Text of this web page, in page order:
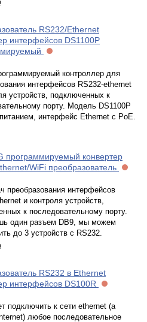
RS232/Ethernet
интерфейсов DS1100P
контроллер для
интерфейсов RS232-ethernet
устройств, подключенных к
порту. Модель DS1100P
интерфейс Ethernet c PoE.
программируемый конвертер
WiFi преобразователь
преобразования интерфейсов
и контроля устройств,
к последовательному порту.
один разъем DB9, мы можем
до 3 устройств с RS232.
RS232 в Ethernet
интерфейсов DS100R
подключить к сети ethernet (а
любое последовательное